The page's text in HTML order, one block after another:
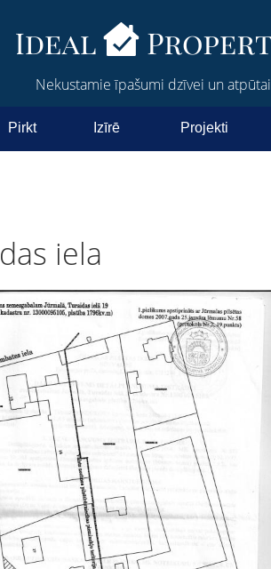
Nekustamie īpašumi dzīvei un atpūtai
Pirkt Izīrē Projekti
iela